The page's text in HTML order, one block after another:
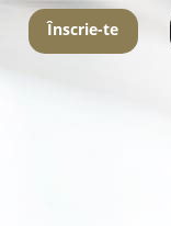
Înscrie-te